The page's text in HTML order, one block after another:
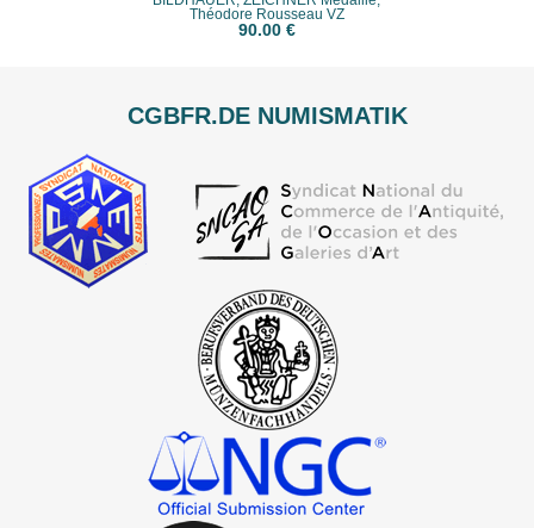
Théodore Rousseau VZ
90.00 €
CGBFR.DE NUMISMATIK